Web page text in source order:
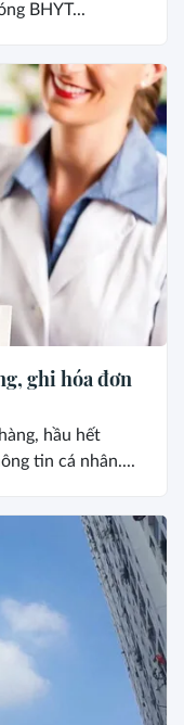
BHYT...
ghi hóa đơn
hầu hết
tin cá nhân....